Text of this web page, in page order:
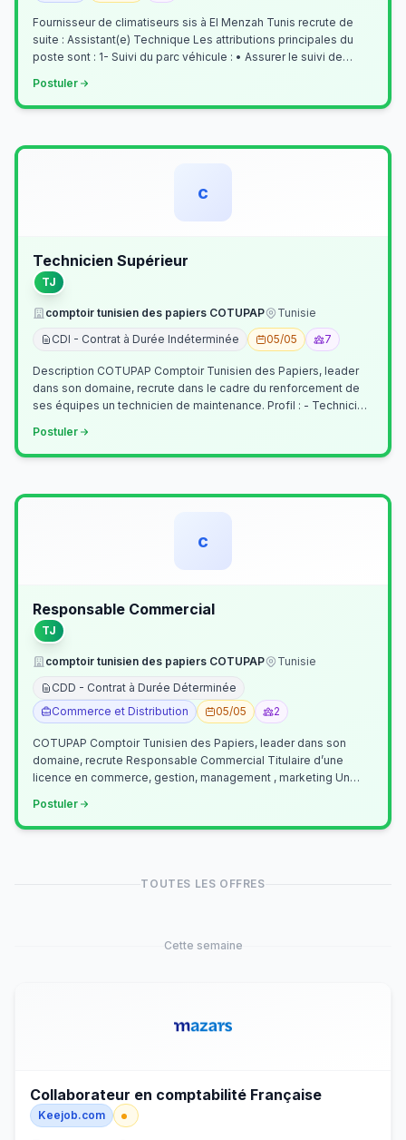
Fournisseur de climatiseurs sis à El Menzah Tunis recrute de
suite : Assistant(e) Technique Les attributions principales du
poste sont : 1- Suivi du parc véhicule : • Assurer le suivi de
Postuler
c
Technicien Supérieur
TJ
comptoir tunisien des papiers COTUPAP
Tunisie
CDI - Contrat à Durée Indéterminée
05/05 7
Description COTUPAP Comptoir Tunisien des Papiers, leader
dans son domaine, recrute dans le cadre du renforcement de
ses équipes un technicien de maintenance. Profil : - Technicien
Postuler
c
Responsable Commercial
TJ
comptoir tunisien des papiers COTUPAP
Tunisie
CDD - Contrat à Durée Déterminée
Commerce et Distribution
05/05 2
COTUPAP Comptoir Tunisien des Papiers, leader dans son
domaine, recrute Responsable Commercial Titulaire d’une
licence en commerce, gestion, management , marketing Un
Postuler
TOUTES LES OFFRES
Cette semaine
Collaborateur en comptabilité Française
Keejob.com